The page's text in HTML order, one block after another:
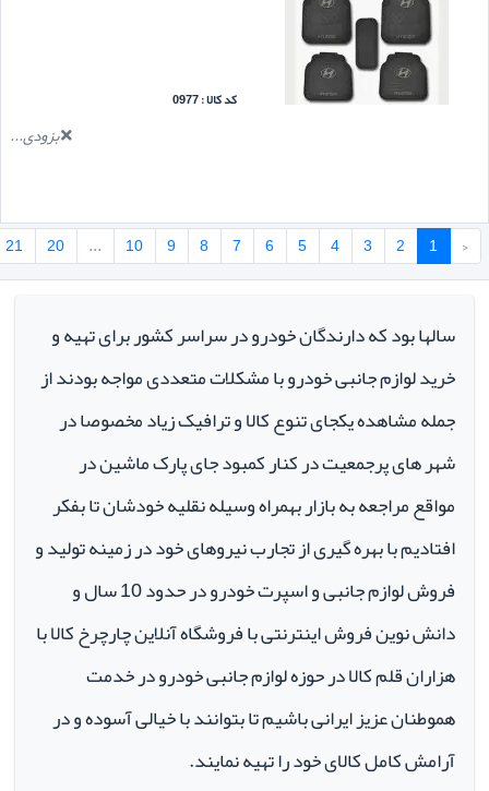
کد کالا : 0977
بزودی...
‹
1
2
3
4
5
6
7
8
9
10
...
20
21
سالها بود که دارندگان خودرو در سراسر کشور برای تهیه و
خرید لوازم جانبی خودرو با مشکلات متعددی مواجه بودند از
جمله مشاهده یکجای تنوع کالا و ترافیک زیاد مخصوصا در
شهر های پرجمعیت در کنار کمبود جای پارک ماشین در
مواقع مراجعه به بازار بهمراه وسیله نقلیه خودشان تا بفکر
افتادیم با بهره گیری از تجارب نیروهای خود در زمینه تولید و
فروش لوازم جانبی و اسپرت خودرو در حدود 10 سال و
دانش نوین فروش اینترنتی با فروشگاه آنلاین چارچرخ کالا با
هزاران قلم کالا در حوزه لوازم جانبی خودرو در خدمت
هموطنان عزیز ایرانی باشیم تا بتوانند با خیالی آسوده و در
آرامش کامل کالای خود را تهیه نمایند.